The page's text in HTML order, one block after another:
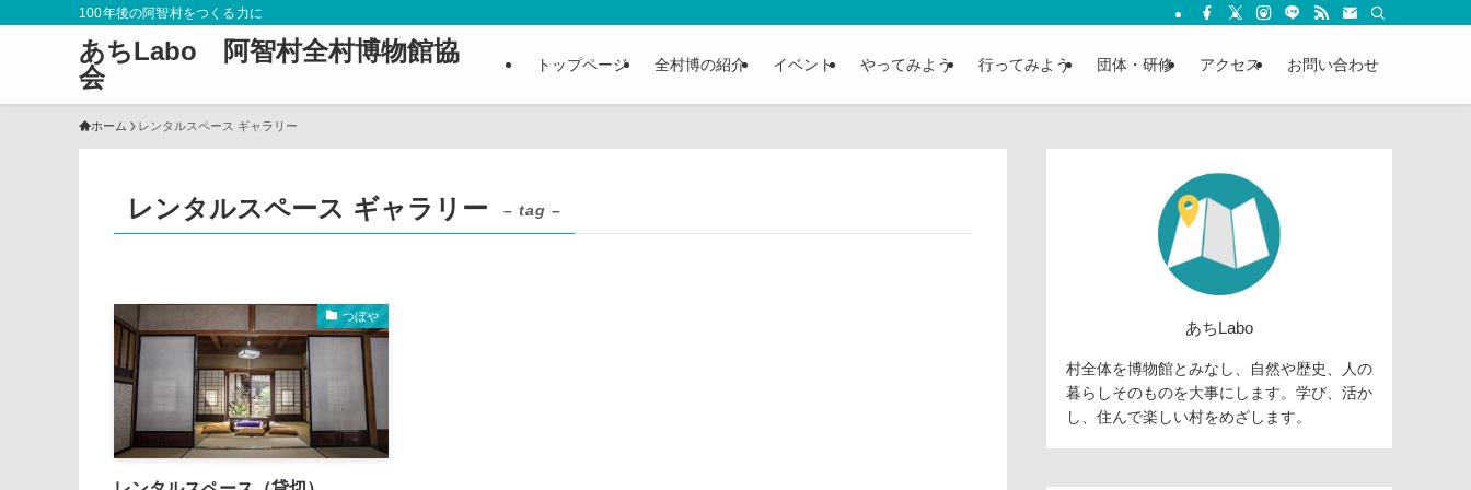
100年後の阿智村をつくる力に
あちLabo 阿智村全村博物館協
会
トップページ 全村博の紹介 イベント やってみよう 行ってみよう 団体・研修 アクセス お問い合わせ
ホーム レンタルスペース ギャラリー
レンタルスペース ギャラリー – tag –
つぼや
あちLabo
村全体を博物館とみなし、自然や歴史、人の
暮らしそのものを大事にします。学び、活か
し、住んで楽しい村をめざします。